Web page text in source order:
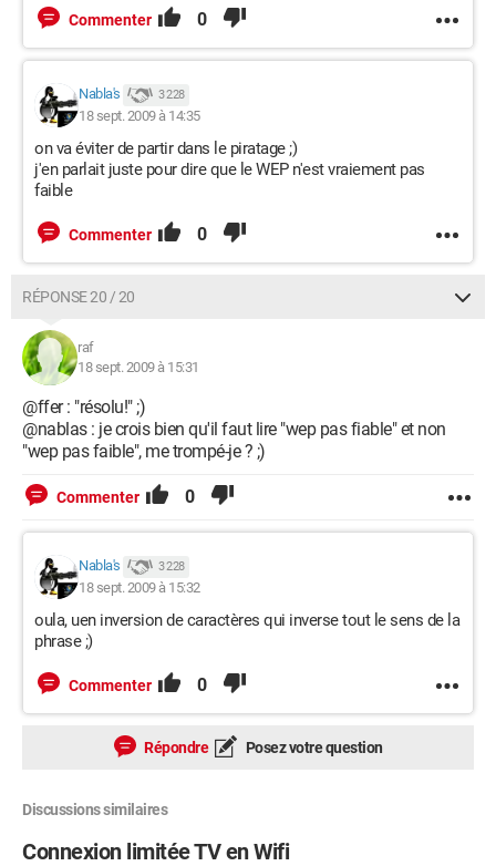
Commenter 0
Nabla's 3 228
18 sept. 2009 à 14:35
on va éviter de partir dans le piratage ;)
j'en parlait juste pour dire que le WEP n'est vraiement pas
faible
Commenter 0
RÉPONSE 20 / 20
raf
18 sept. 2009 à 15:31
@ffer : "résolu!" ;)
@nablas : je crois bien qu'il faut lire "wep pas fiable" et non
"wep pas faible", me trompé-je ? ;)
Commenter 0
Nabla's 3 228
18 sept. 2009 à 15:32
oula, uen inversion de caractères qui inverse tout le sens de la
phrase ;)
Commenter 0
Répondre Posez votre question
Discussions similaires
Connexion limitée TV en Wifi